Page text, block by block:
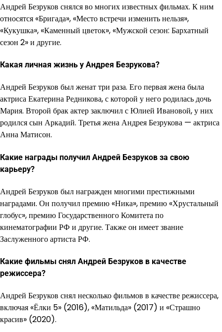
Андрей Безруков снялся во многих известных фильмах. К ним
относятся «Бригада», «Место встречи изменить нельзя»,
«Кукушка», «Каменный цветок», «Мужской сезон: Бархатный
сезон 2» и другие.
Какая личная жизнь у Андрея Безрукова?
Андрей Безруков был женат три раза. Его первая жена была
актриса Екатерина Редникова, с которой у него родилась дочь
Мария. Второй брак актер заключил с Юлией Ивановой, у них
родился сын Аркадий. Третья жена Андрея Безрукова — актриса
Анна Матисон.
Какие награды получил Андрей Безруков за свою
карьеру?
Андрей Безруков был награжден многими престижными
наградами. Он получил премию «Ника», премию «Хрустальный
глобус», премию Государственного Комитета по
кинематографии РФ и другие. Также он имеет звание
Заслуженного артиста РФ.
Какие фильмы снял Андрей Безруков в качестве
режиссера?
Андрей Безруков снял несколько фильмов в качестве режиссера,
включая «Ёлки 5» (2016), «Матильда» (2017) и «Страшно
красив» (2020).